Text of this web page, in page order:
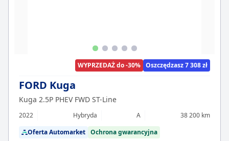
WYPRZEDAŻ do -30% Oszczędzasz 7 308 zł
FORD Kuga
Kuga 2.5P PHEV FWD ST-Line
2022 Hybryda A
38 200 km
Oferta Automarket Ochrona gwarancyjna